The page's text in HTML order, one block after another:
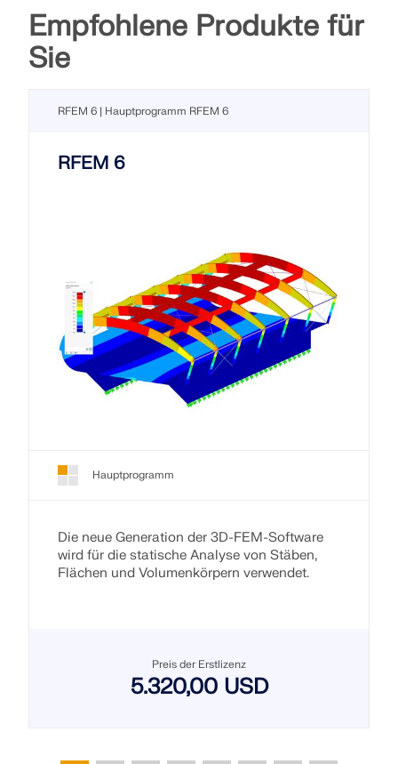
Empfohlene Produkte für
Sie
RFEM 6 | Hauptprogramm RFEM 6
RFEM 6
Hauptprogramm
Die neue Generation der 3D-FEM-Software
wird für die statische Analyse von Stäben,
Flächen und Volumenkörpern verwendet.
Preis der Erstlizenz
5.320,00 USD